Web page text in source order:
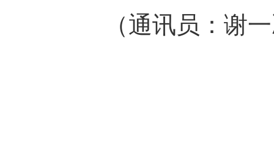
（通讯员：谢